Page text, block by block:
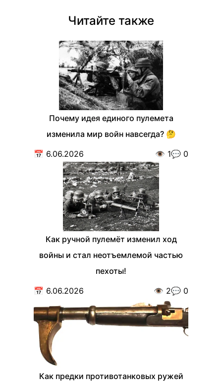
Читайте также
Почему идея единого пулемета
изменила мир войн навсегда? 🤔
📅 6.06.2026 👁️ 1💬 0
Как ручной пулемёт изменил ход
войны и стал неотъемлемой частью
пехоты!
📅 6.06.2026 👁️ 2💬 0
Как предки противотанковых ружей